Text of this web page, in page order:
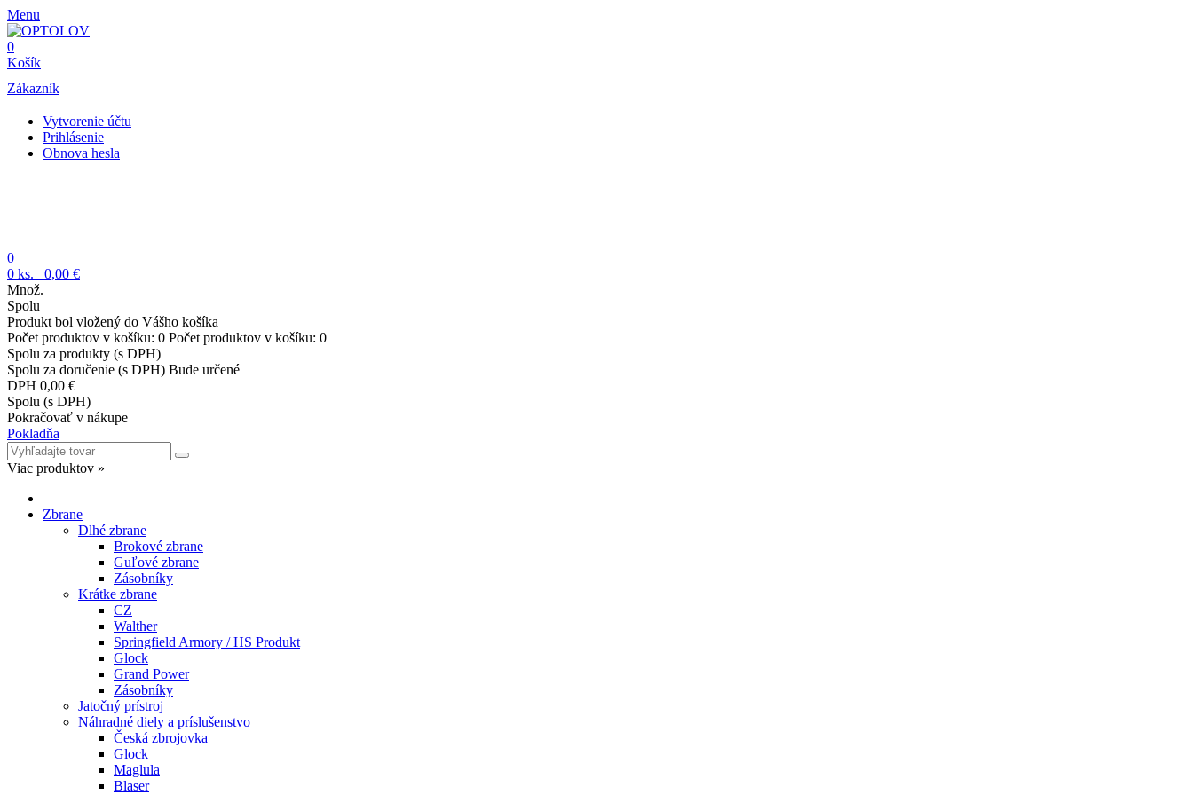
Menu
0
Košík
Zákazník
Vytvorenie účtu
Prihlásenie
Obnova hesla
0
0 ks.
0,00 €
Množ.
Spolu
Produkt bol vložený do Vášho košíka
Počet produktov v košíku: 0 Počet produktov v košíku: 0
Spolu za produkty (s DPH)
Spolu za doručenie (s DPH) Bude určené
DPH 0,00 €
Spolu (s DPH)
Pokračovať v nákupe
Pokladňa
Viac produktov »
Zbrane
Dlhé zbrane
Brokové zbrane
Guľové zbrane
Zásobníky
Krátke zbrane
CZ
Walther
Springfield Armory / HS Produkt
Glock
Grand Power
Zásobníky
Jatočný prístroj
Náhradné diely a príslušenstvo
Česká zbrojovka
Glock
Maglula
Blaser